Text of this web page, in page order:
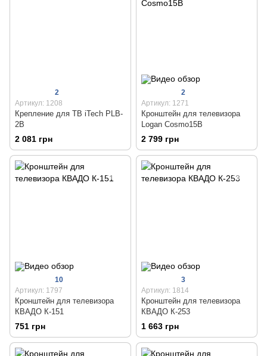
2
Артикул: 1208
Крепление для ТВ iTech PLB-
2B
2 081 грн
2
Артикул: 1271
Кронштейн для телевизора
Logan Cosmo15B
2 799 грн
10
Артикул: 1797
Кронштейн для телевизора
КВАДО К-151
751 грн
3
Артикул: 1814
Кронштейн для телевизора
КВАДО К-253
1 663 грн